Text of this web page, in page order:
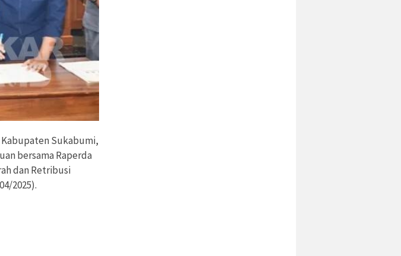
Kabupaten Sukabumi,
bersama Raperda
dan Retribusi
2025).